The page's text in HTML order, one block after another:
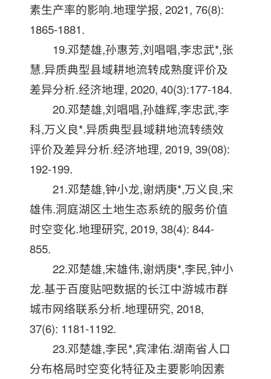
素生产率的影响.地理学报, 2021, 76(8):
1865-1881.
19.邓楚雄,孙惠芳,刘唱唱,李忠武*,张
慧.异质典型县域耕地流转成熟度评价及
差异分析.经济地理, 2020, 40(3):177-184.
20.邓楚雄,刘唱唱,孙雄辉,李忠武,李
科,万义良*.异质典型县域耕地流转绩效
评价及差异分析.经济地理, 2019, 39(08):
192-199.
21.邓楚雄,钟小龙,谢炳庚*,万义良,宋
雄伟.洞庭湖区土地生态系统的服务价值
时空变化.地理研究, 2019, 38(4): 844-
855.
22.邓楚雄,宋雄伟,谢炳庚*,李民,钟小
龙.基于百度贴吧数据的长江中游城市群
城市网络联系分析.地理研究, 2018,
37(6): 1181-1192.
23.邓楚雄,李民*,宾津佑.湖南省人口
分布格局时空变化特征及主要影响因素